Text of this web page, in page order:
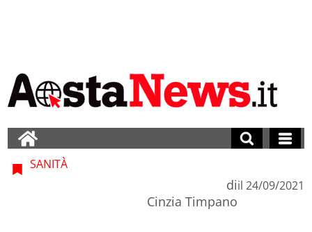
SANITÀ
di
Cinzia Timpano
il 24/09/2021